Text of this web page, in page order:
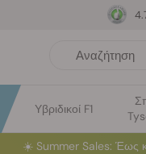
Υβριδικοί F1
☀️ Summer Sales: Έως